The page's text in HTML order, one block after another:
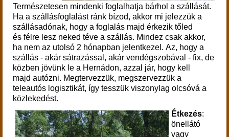
Természetesen mindenki foglalhatja bárhol a szállását.
Ha a szállásfoglalást ránk bízod, akkor mi jelezzük a
szállásadónak, hogy a foglalás majd érkezik tőled
és félre lesz neked téve a szállás. Mindez csak akkor,
ha nem az utolsó 2 hónapban jelentkezel. Az, hogy a
szállás - akár sátrazással, akár vendégszobával - fix, de
közben jövünk le a Hernádon, azzal jár, hogy kell
majd autózni. Megtervezzük, megszervezzük a
teleautós logisztikát, így tesszük viszonylag olcsóvá a
közlekedést.
Étkezés:
önellátó
vagy